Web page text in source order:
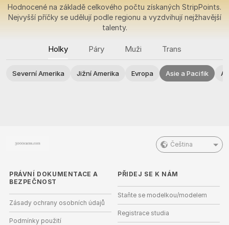
Hodnocené na základě celkového počtu získaných StripPoints.
Nejvyšší příčky se udělují podle regionu a vyzdvihují nejžhavější
talenty.
Holky Páry Muži Trans
Severní Amerika Jižní Amerika Evropa Asie a Pacifik
Čeština
PRÁVNÍ DOKUMENTACE A
BEZPEČNOST
Zásady ochrany osobních údajů
Podmínky použití
PŘIDEJ SE K NÁM
Staňte se modelkou/modelem
Registrace studia